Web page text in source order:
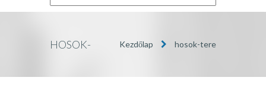
HOSOK-
BUDAPEST
Kezdőlap hosok-tere